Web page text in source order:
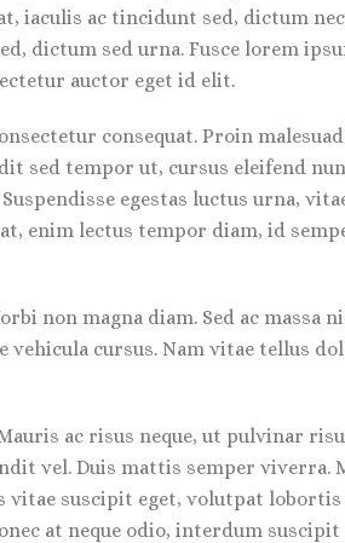
iaculis ac tincidunt sed, dictum
dictum sed urna. Fusce lorem
auctor eget id elit.
consequat. Proin
sed tempor ut, cursus eleifend
egestas luctus urna,
enim lectus tempor diam, id
non magna diam. Sed ac massa
cursus. Nam vitae tellus
ac risus neque, ut pulvinar
vel. Duis mattis semper
suscipit eget, volutpat
at neque odio, interdum